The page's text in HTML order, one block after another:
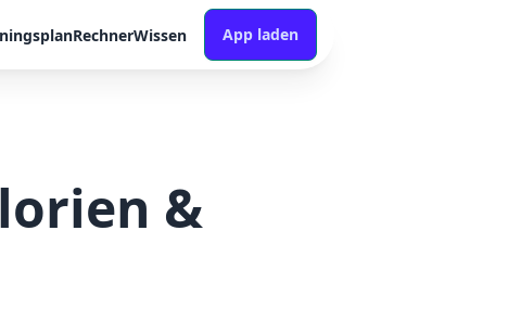
RechnerWissen App laden
&